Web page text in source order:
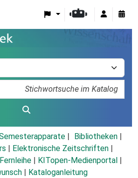
Bibliotheken
Elektronische Zeitschriften
Fernleihe KITopen-Medienportal
Kataloganleitung